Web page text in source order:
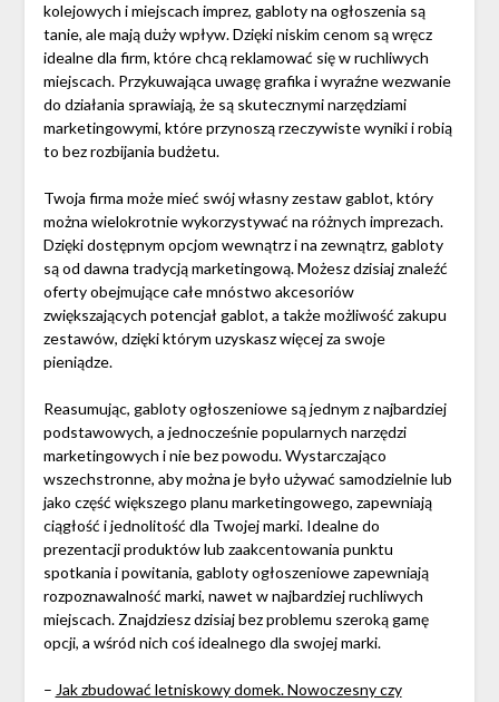
kolejowych i miejscach imprez, gabloty na ogłoszenia są
tanie, ale mają duży wpływ. Dzięki niskim cenom są wręcz
idealne dla firm, które chcą reklamować się w ruchliwych
miejscach. Przykuwająca uwagę grafika i wyraźne wezwanie
do działania sprawiają, że są skutecznymi narzędziami
marketingowymi, które przynoszą rzeczywiste wyniki i robią
to bez rozbijania budżetu.
Twoja firma może mieć swój własny zestaw gablot, który
można wielokrotnie wykorzystywać na różnych imprezach.
Dzięki dostępnym opcjom wewnątrz i na zewnątrz, gabloty
są od dawna tradycją marketingową. Możesz dzisiaj znaleźć
oferty obejmujące całe mnóstwo akcesoriów
zwiększających potencjał gablot, a także możliwość zakupu
zestawów, dzięki którym uzyskasz więcej za swoje
pieniądze.
Reasumując, gabloty ogłoszeniowe są jednym z najbardziej
podstawowych, a jednocześnie popularnych narzędzi
marketingowych i nie bez powodu. Wystarczająco
wszechstronne, aby można je było używać samodzielnie lub
jako część większego planu marketingowego, zapewniają
ciągłość i jednolitość dla Twojej marki. Idealne do
prezentacji produktów lub zaakcentowania punktu
spotkania i powitania, gabloty ogłoszeniowe zapewniają
rozpoznawalność marki, nawet w najbardziej ruchliwych
miejscach. Znajdziesz dzisiaj bez problemu szeroką gamę
opcji, a wśród nich coś idealnego dla swojej marki.
– Jak zbudować letniskowy domek. Nowoczesny czy